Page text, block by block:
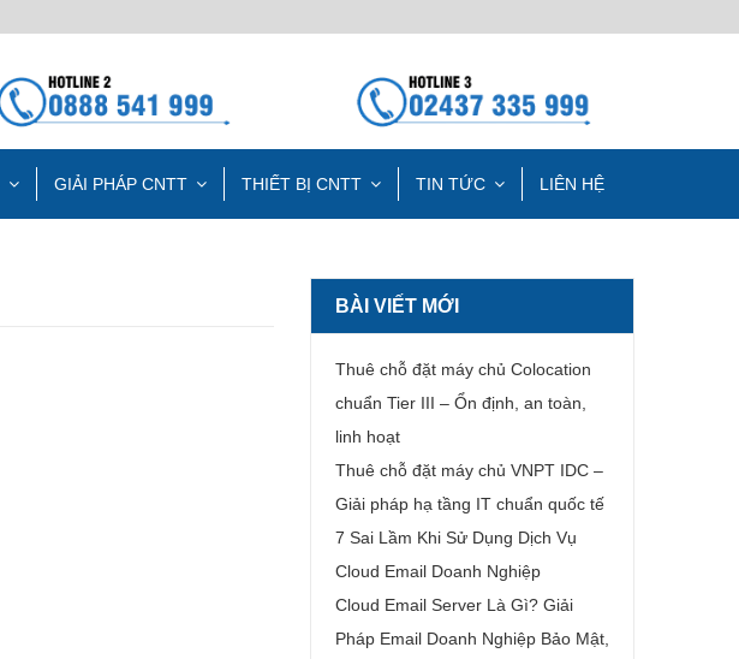
GIẢI PHÁP CNTT THIẾT BỊ CNTT TIN TỨC LIÊN HỆ
BÀI VIẾT MỚI
Thuê chỗ đặt máy chủ Colocation
chuẩn Tier III – Ổn định, an toàn,
linh hoạt
Thuê chỗ đặt máy chủ VNPT IDC –
Giải pháp hạ tầng IT chuẩn quốc tế
7 Sai Lầm Khi Sử Dụng Dịch Vụ
Cloud Email Doanh Nghiệp
Cloud Email Server Là Gì? Giải
Pháp Email Doanh Nghiệp Bảo Mật,